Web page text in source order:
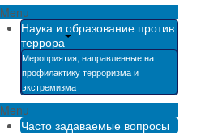
Menu
Наука и образование против
террора
Мероприятия, направленные на
профилактику терроризма и
экстремизма
Menu
Часто задаваемые вопросы